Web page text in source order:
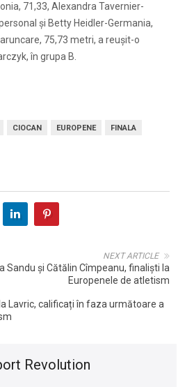
71,33, Alexandra Tavernier-
și Betty Heidler-Germania,
75,73 metri, a reușit-o
în grupa B.
CIOCAN EUROPENE
FINALA
NEXT ARTICLE
Sandu și Cătălin Cîmpeanu, finaliști la
Europenele de atletism
Lavric, calificați în faza următoare a
Revolution